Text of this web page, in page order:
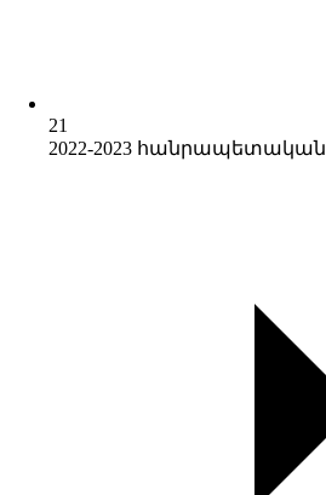
21
2022-2023 հանրապետական